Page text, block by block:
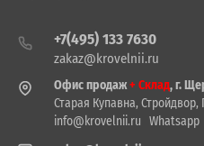
+7(495) 133 7630
zakaz@krovelnii.ru
Офис продаж+ Склад, г.
Старая Купавна,
info@krovelnii.ru Whatsapp